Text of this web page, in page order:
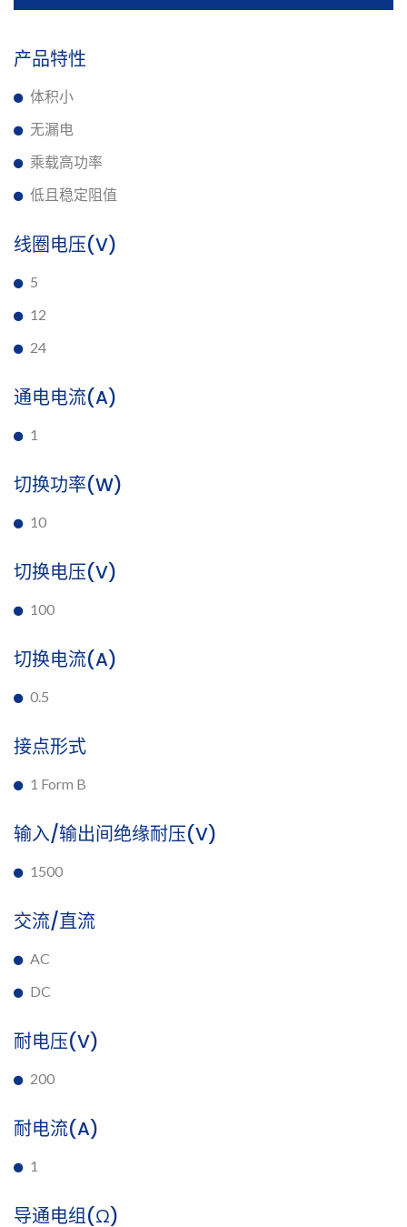
产品特性
体积小
无漏电
乘载高功率
低且稳定阻值
线圈电压(V)
5
12
24
通电电流(A)
1
切换功率(W)
10
切换电压(V)
100
切换电流(A)
0.5
接点形式
1 Form B
输入/输出间绝缘耐压(V)
1500
交流/直流
AC
DC
耐电压(V)
200
耐电流(A)
1
导通电组(Ω)